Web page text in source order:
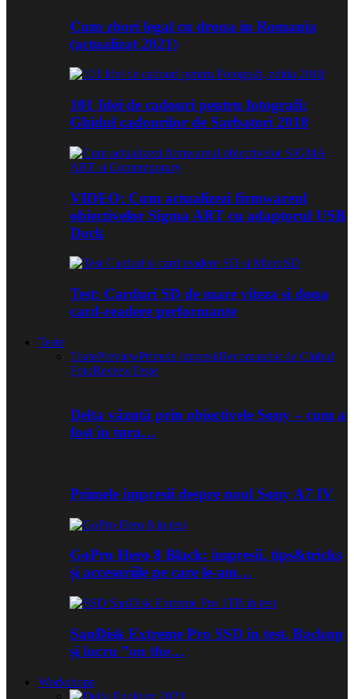
Cum zbori legal cu drona in Romania
(actualizat 2021)
101 Idei de cadouri pentru fotografi:
Ghidul cadourilor de Sarbatori 2018
VIDEO: Cum actualizezi firmwareul
obiectivelor Sigma ART cu adaptorul USB
Dock
Test: Carduri SD de mare viteza si doua
card-readere performante
Teste
ToatePreviewPrimele impresiiRecomandat de Clubul
FotoReviewTeste
Delta văzută prin obiectivele Sony – cum a
fost în tura…
Primele impresii despre noul Sony A7 IV
GoPro Hero 8 Black: impresii, tips&tricks
și accesoriile pe care le-am…
SanDisk Extreme Pro SSD în test. Backup
și lucru ”on the…
Workshops